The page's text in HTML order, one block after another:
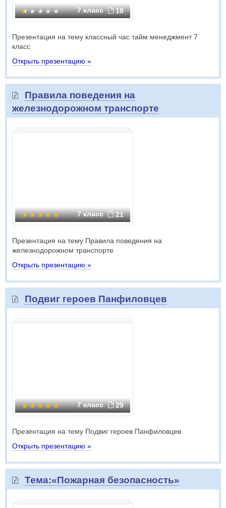
7 класс 18
Презентация на тему классный час тайм менеджмент 7
класс
Открыть презентацию »
Правила поведения на
железнодорожном транспорте
7 класс 21
Презентация на тему Правила поведения на
железнодорожном транспорте
Открыть презентацию »
Подвиг героев Панфиловцев
7 класс 29
Презентация на тему Подвиг героев Панфиловцев
Открыть презентацию »
Тема:«Пожарная безопасность»